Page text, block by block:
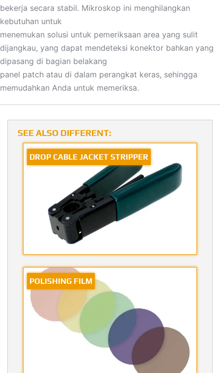
bekerja secara stabil. Mikroskop ini menghilangkan
kebutuhan untuk
menemukan solusi untuk pemeriksaan area yang sulit
dijangkau, yang dapat mendeteksi konektor bahkan yang
dipasang di bagian belakang
panel patch atau di dalam perangkat keras, sehingga
memudahkan Anda untuk memeriksa.
SEE ALSO DIFFERENT:
DROP CABLE JACKET STRIPPER
POLISHING FILM